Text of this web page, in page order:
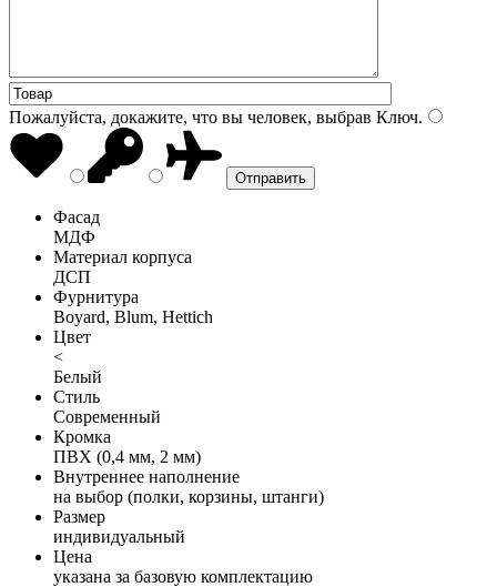
Пожалуйста, докажите, что вы человек, выбрав Ключ.
Фасад
МДФ
Материал корпуса
ДСП
Фурнитура
Boyard, Blum, Hettich
Цвет
<
Белый
Стиль
Современный
Кромка
ПВХ (0,4 мм, 2 мм)
Внутреннее наполнение
на выбор (полки, корзины, штанги)
Размер
индивидуальный
Цена
указана за базовую комплектацию